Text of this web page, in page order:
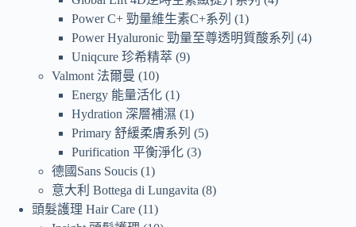
Power C+ 勁量維生素C+系列
1
Power Hyaluronic 勁量至尊透明質酸系列
4
Uniqcure 珍希精萃 9
Valmont 法爾曼
10
Energy 能量活化 1
Hydration 深層補濕
1
Primary 舒緩柔膚系列
5
Purification 平衡淨化 3
德國Sans Soucis 1
意大利 Bottega di Lungavita 8
頭髮護理 Hair Care 11